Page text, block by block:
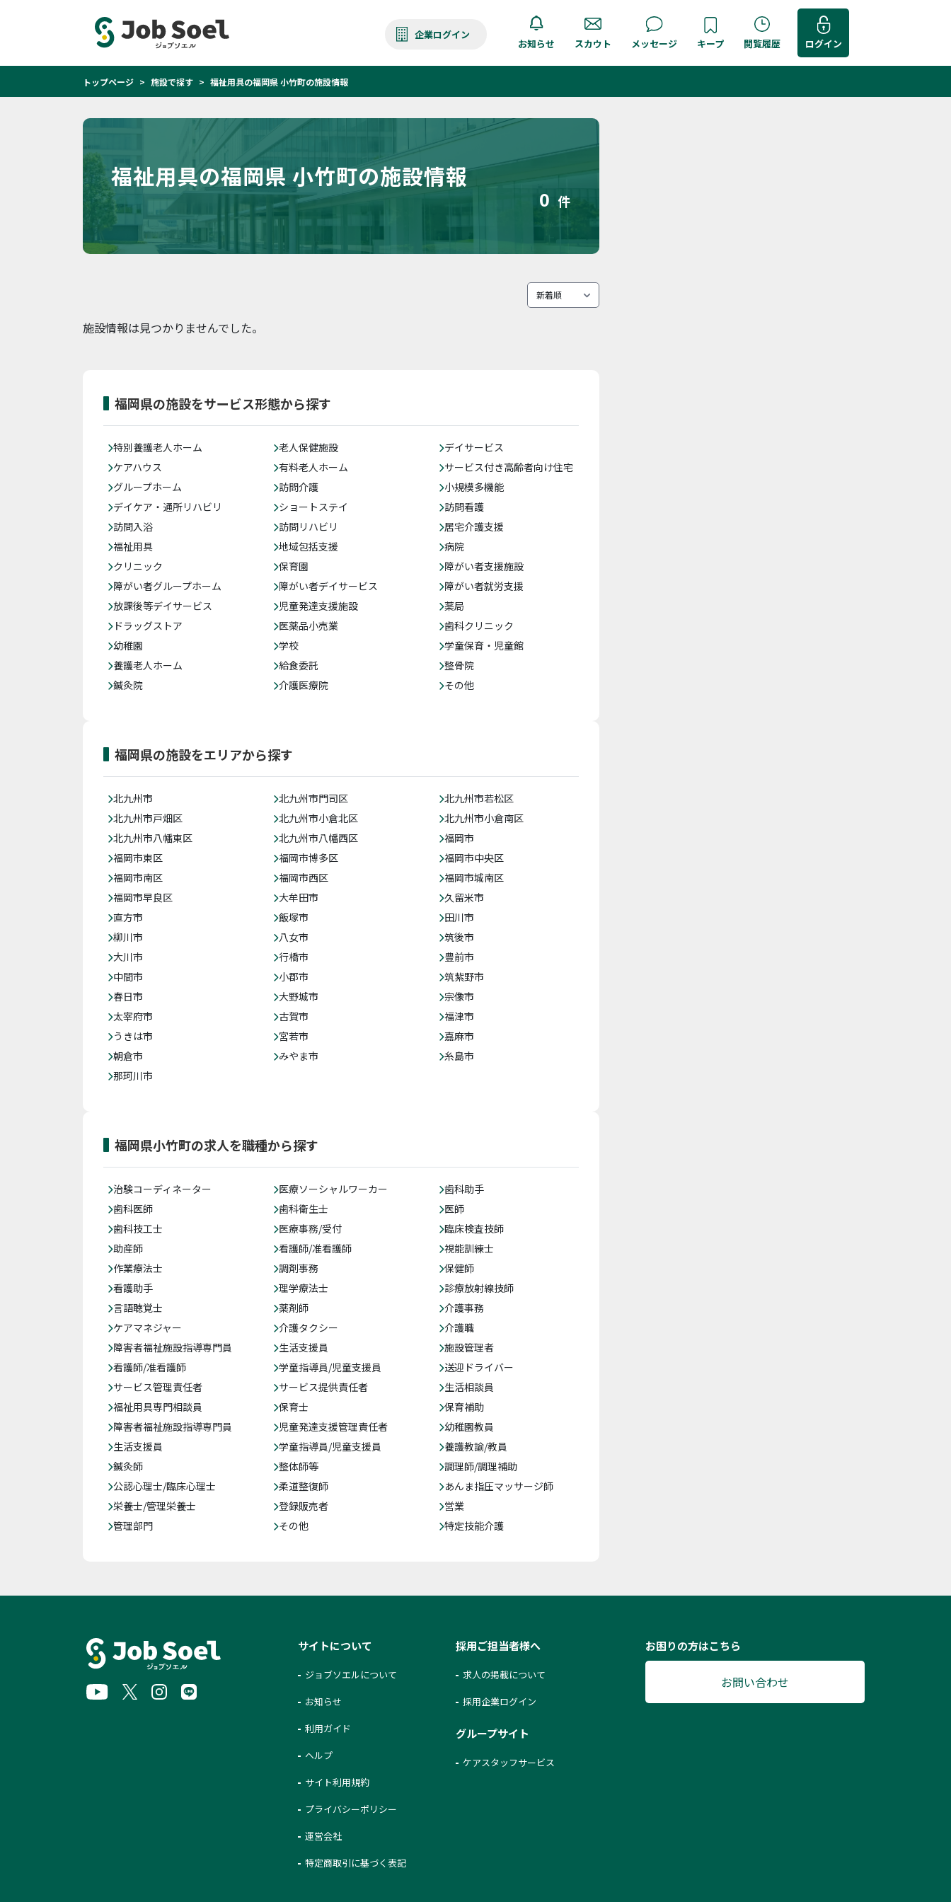
企業ログイン
お知らせ スカウト メッセージ キープ 閲覧履歴 ログイン
トップページ 施設で探す 福祉用具の福岡県 小竹町の施設情報
福祉用具の福岡県 小竹町の施設情報
0 件
施設情報は見つかりませんでした。
福岡県の施設をサービス形態から探す
特別養護老人ホーム 老人保健施設
デイサービス
ケアハウス
有料老人ホーム
サービス付き高齢者向け住宅
グループホーム
訪問介護
小規模多機能
デイケア・通所リハビリ
ショートステイ
訪問看護
訪問入浴
訪問リハビリ
居宅介護支援
福祉用具
地域包括支援
病院
クリニック
保育園
障がい者支援施設
障がい者グループホーム
障がい者デイサービス
障がい者就労支援
放課後等デイサービス
児童発達支援施設
薬局
ドラッグストア
医薬品小売業
歯科クリニック
幼稚園
学校
学童保育・児童館
養護老人ホーム
給食委託
整骨院
鍼灸院
介護医療院 その他
福岡県の施設をエリアから探す
北九州市 北九州市門司区
北九州市若松区
北九州市戸畑区
北九州市小倉北区
北九州市小倉南区
北九州市八幡東区
北九州市八幡西区
福岡市
福岡市東区
福岡市博多区
福岡市中央区
福岡市南区
福岡市西区
福岡市城南区
福岡市早良区
大牟田市
久留米市
直方市
飯塚市
田川市
柳川市
八女市
筑後市
大川市
行橋市
豊前市
中間市
小郡市
筑紫野市
春日市
大野城市
宗像市
太宰府市
古賀市
福津市
うきは市
宮若市
嘉麻市
朝倉市
みやま市
糸島市
那珂川市
福岡県小竹町の求人を職種から探す
治験コーディネーター 医療ソーシャルワーカー
歯科助手
歯科医師
歯科衛生士
医師
歯科技工士
医療事務/受付
臨床検査技師
助産師
看護師/准看護師
視能訓練士
作業療法士
調剤事務
保健師
看護助手
理学療法士
診療放射線技師
言語聴覚士
薬剤師
介護事務
ケアマネジャー
介護タクシー
介護職
障害者福祉施設指導専門員
生活支援員
施設管理者
看護師/准看護師
学童指導員/児童支援員
送迎ドライバー
サービス管理責任者
サービス提供責任者
生活相談員
福祉用具専門相談員
保育士
保育補助
障害者福祉施設指導専門員
児童発達支援管理責任者
幼稚園教員
生活支援員
学童指導員/児童支援員
養護教諭/教員
鍼灸師
整体師等
調理師/調理補助
公認心理士/臨床心理士
柔道整復師
あんま指圧マッサージ師
栄養士/管理栄養士
登録販売者
営業
管理部門
その他 特定技能介護
サイトについて
ジョブソエルについて
お知らせ
利用ガイド
ヘルプ
サイト利用規約
プライバシーポリシー
運営会社
特定商取引に基づく表記
採用ご担当者様へ
求人の掲載について
採用企業ログイン
グループサイト
ケアスタッフサービス
お困りの方はこちら
お問い合わせ